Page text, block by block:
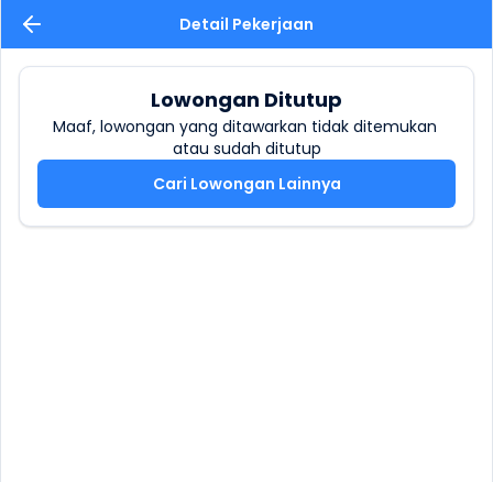
Detail Pekerjaan
Lowongan Ditutup
Maaf, lowongan yang ditawarkan tidak ditemukan
atau sudah ditutup
Cari Lowongan Lainnya